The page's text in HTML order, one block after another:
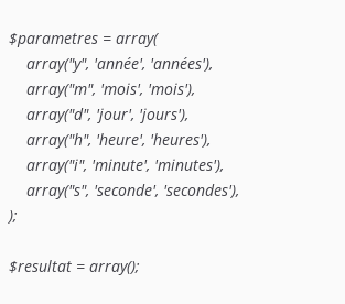
$parametres = array(
array("y", 'année', 'années'),
array("m", 'mois', 'mois'),
array("d", 'jour', 'jours'),
array("h", 'heure', 'heures'),
array("i", 'minute', 'minutes'),
array("s", 'seconde', 'secondes'),
);
$resultat = array();